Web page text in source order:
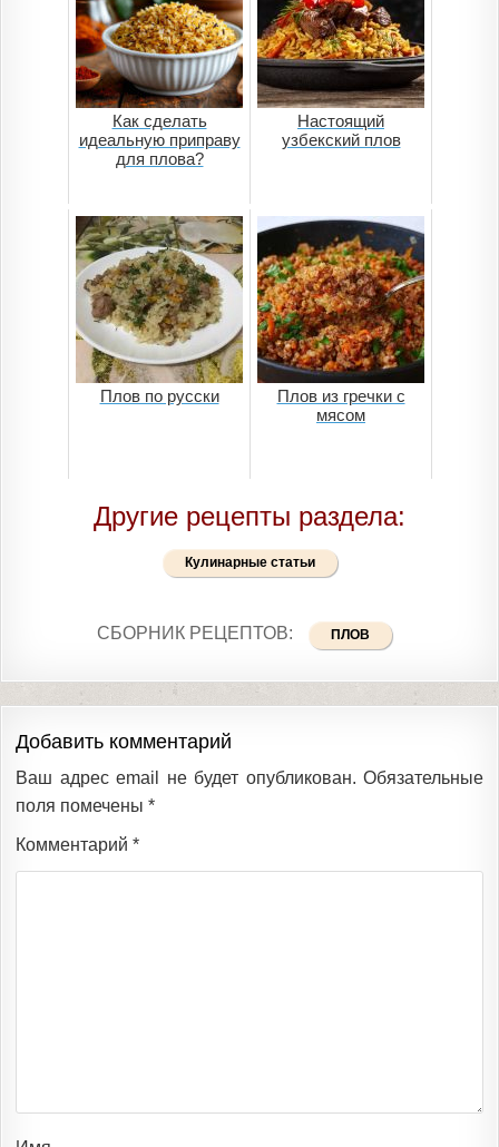
Как сделать
идеальную приправу
для плова?
Настоящий
узбекский плов
Плов по русски
Плов из гречки с
мясом
Другие рецепты раздела:
Кулинарные статьи
СБОРНИК РЕЦЕПТОВ: ПЛОВ
Добавить комментарий
Ваш адрес email не будет опубликован. Обязательные
поля помечены *
Комментарий *